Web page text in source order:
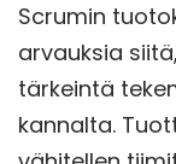
Scrumin
arvauksia
tärkeintä
kannalta.